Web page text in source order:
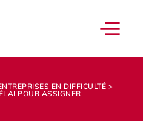
EN DIFFICULTÉ >
POUR ASSIGNER